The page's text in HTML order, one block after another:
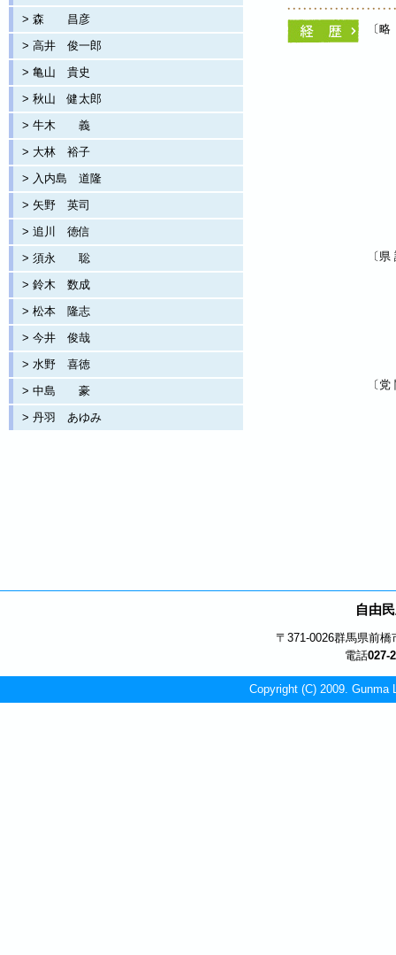
> 森 昌彦
> 高井 俊一郎
> 亀山 貴史
> 秋山 健太郎
> 牛木 義
> 大林 裕子
> 入内島 道隆
> 矢野 英司
> 追川 徳信
> 須永 聡
> 鈴木 数成
> 松本 隆志
> 今井 俊哉
> 水野 喜徳
> 中島 豪
> 丹羽 あゆみ
〔
〔
〔
自由
〒371-0026群馬県前橋
電話027-
Copyright (C) 2009.